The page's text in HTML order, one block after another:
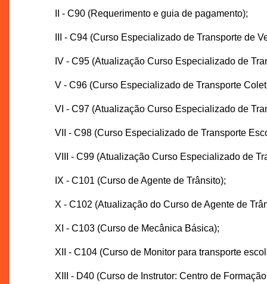
II - C90 (Requerimento e guia de pagamento);
III - C94 (Curso Especializado de Transporte de
IV - C95 (Atualização Curso Especializado de
V - C96 (Curso Especializado de Transporte
VI - C97 (Atualização Curso Especializado de
VII - C98 (Curso Especializado de Transporte
VIII - C99 (Atualização Curso Especializado de
IX - C101 (Curso de Agente de Trânsito);
X - C102 (Atualização do Curso de Agente de
XI - C103 (Curso de Mecânica Básica);
XII - C104 (Curso de Monitor para transporte
XIII - D40 (Curso de Instrutor: Centro de